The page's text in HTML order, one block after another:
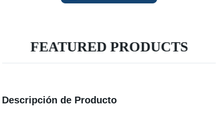
FEATURED PRODUCTS
Descripción de Producto